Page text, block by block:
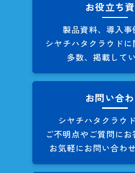
お役立ち
製品資料、導入事
シヤチハタクラウドに
多数、掲載して
お問い合
シヤチハタクラウ
ご不明点やご質問にお
お気軽にお問い合わ